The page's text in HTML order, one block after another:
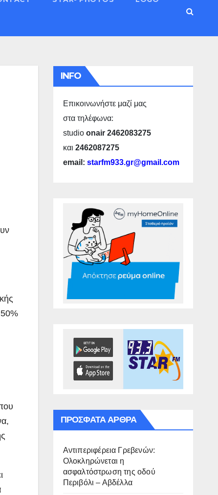
INFO
Επικοινωνήστε μαζί μας
στα τηλέφωνα:
studio onair 2462083275
και 2462087275
email: starfm933.gr@gmail.com
ΠΡΌΣΦΑΤΑ ΆΡΘΡΑ
Αντιπεριφέρεια Γρεβενών:
Ολοκληρώνεται η
ασφαλτόστρωση της οδού
Περιβόλι – Αβδέλλα